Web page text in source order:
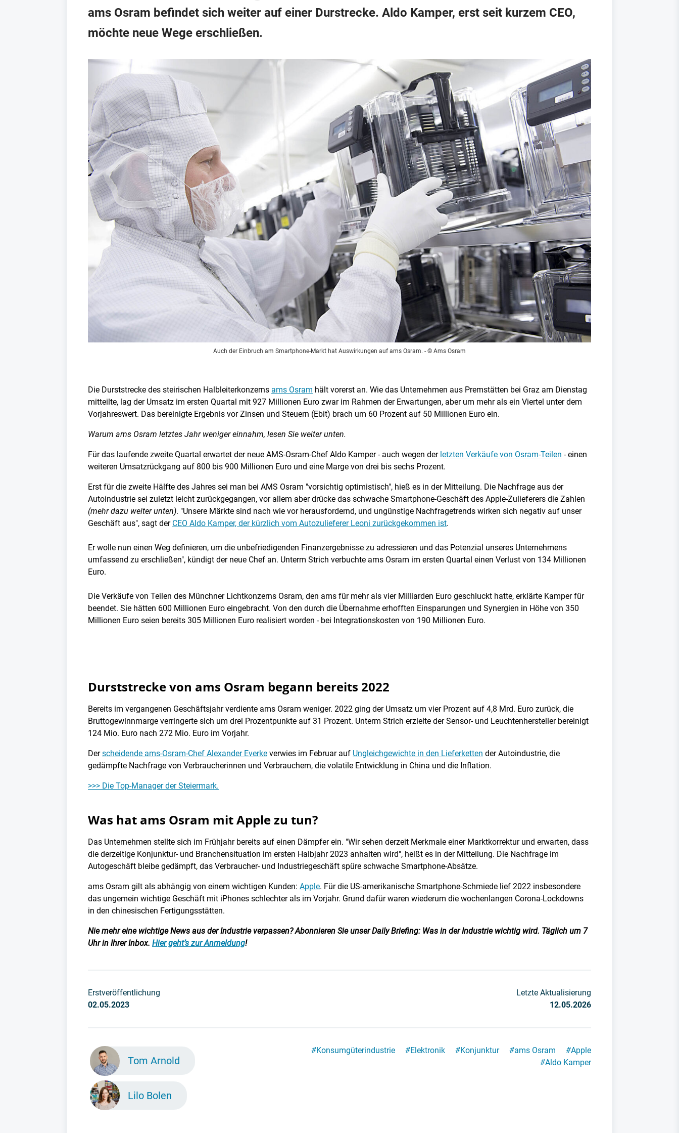
ams Osram befindet sich weiter auf einer Durstrecke. Aldo Kamper, erst seit kurzem CEO,
möchte neue Wege erschließen.
Auch der Einbruch am Smartphone-Markt hat Auswirkungen auf ams Osram. - © Ams Osram
Die Durststrecke des steirischen Halbleiterkonzerns ams Osram hält vorerst an. Wie das Unternehmen aus Premstätten bei Graz am Dienstag
mitteilte, lag der Umsatz im ersten Quartal mit 927 Millionen Euro zwar im Rahmen der Erwartungen, aber um mehr als ein Viertel unter dem
Vorjahreswert. Das bereinigte Ergebnis vor Zinsen und Steuern (Ebit) brach um 60 Prozent auf 50 Millionen Euro ein.
Warum ams Osram letztes Jahr weniger einnahm, lesen Sie weiter unten.
Für das laufende zweite Quartal erwartet der neue AMS-Osram-Chef Aldo Kamper - auch wegen der letzten Verkäufe von Osram-Teilen - einen
weiteren Umsatzrückgang auf 800 bis 900 Millionen Euro und eine Marge von drei bis sechs Prozent.
Erst für die zweite Hälfte des Jahres sei man bei AMS Osram "vorsichtig optimistisch", hieß es in der Mitteilung. Die Nachfrage aus der
Autoindustrie sei zuletzt leicht zurückgegangen, vor allem aber drücke das schwache Smartphone-Geschäft des Apple-Zulieferers die Zahlen
(mehr dazu weiter unten). "Unsere Märkte sind nach wie vor herausfordernd, und ungünstige Nachfragetrends wirken sich negativ auf unser
Geschäft aus", sagt der CEO Aldo Kamper, der kürzlich vom Autozulieferer Leoni zurückgekommen ist.
Er wolle nun einen Weg definieren, um die unbefriedigenden Finanzergebnisse zu adressieren und das Potenzial unseres Unternehmens
umfassend zu erschließen", kündigt der neue Chef an. Unterm Strich verbuchte ams Osram im ersten Quartal einen Verlust von 134 Millionen
Euro.
Die Verkäufe von Teilen des Münchner Lichtkonzerns Osram, den ams für mehr als vier Milliarden Euro geschluckt hatte, erklärte Kamper für
beendet. Sie hätten 600 Millionen Euro eingebracht. Von den durch die Übernahme erhofften Einsparungen und Synergien in Höhe von 350
Millionen Euro seien bereits 305 Millionen Euro realisiert worden - bei Integrationskosten von 190 Millionen Euro.
Durststrecke von ams Osram begann bereits 2022
Bereits im vergangenen Geschäftsjahr verdiente ams Osram weniger. 2022 ging der Umsatz um vier Prozent auf 4,8 Mrd. Euro zurück, die
Bruttogewinnmarge verringerte sich um drei Prozentpunkte auf 31 Prozent. Unterm Strich erzielte der Sensor- und Leuchtenhersteller bereinigt
124 Mio. Euro nach 272 Mio. Euro im Vorjahr.
Derscheidende ams-Osram-Chef Alexander Everke verwies im Februar auf Ungleichgewichte in den Lieferketten der Autoindustrie, die
gedämpfte Nachfrage von Verbraucherinnen und Verbrauchern, die volatile Entwicklung in China und die Inflation.
>>> Die Top-Manager der Steiermark.
Was hat ams Osram mit Apple zu tun?
Das Unternehmen stellte sich im Frühjahr bereits auf einen Dämpfer ein. "Wir sehen derzeit Merkmale einer Marktkorrektur und erwarten, dass
die derzeitige Konjunktur- und Branchensituation im ersten Halbjahr 2023 anhalten wird", heißt es in der Mitteilung. Die Nachfrage im
Autogeschäft bleibe gedämpft, das Verbraucher- und Industriegeschäft spüre schwache Smartphone-Absätze.
ams Osram gilt als abhängig von einem wichtigen Kunden: Apple. Für die US-amerikanische Smartphone-Schmiede lief 2022 insbesondere
das ungemein wichtige Geschäft mit iPhones schlechter als im Vorjahr. Grund dafür waren wiederum die wochenlangen Corona-Lockdowns
in den chinesischen Fertigungsstätten.
Nie mehr eine wichtige News aus der Industrie verpassen? Abonnieren Sie unser Daily Briefing: Was in der Industrie wichtig wird. Täglich um 7
Uhr in Ihrer Inbox. Hier geht’s zur Anmeldung!
Erstveröffentlichung
02.05.2023
Letzte Aktualisierung
12.05.2026
Tom Arnold
Lilo Bolen
#Konsumgüterindustrie #Elektronik #Konjunktur #ams Osram #Apple
#Aldo Kamper